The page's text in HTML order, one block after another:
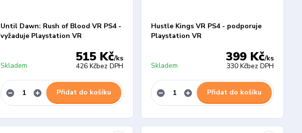
Until Dawn: Rush of Blood VR PS4 -
vyžaduje Playstation VR
515 Kč/ks
426 Kčbez DPH
Skladem
Přidat do košíku
Hustle Kings VR PS4 - podporuje
Playstation VR
399 Kč/ks
330 Kčbez DPH
Skladem
Přidat do košíku